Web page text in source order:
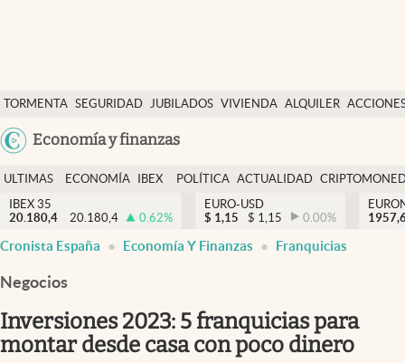
TORMENTA SEGURIDAD JUBILADOS VIVIENDA ALQUILER
USA
Colombia
Economía y finanzas
Economía y finanzas
Política
Actualidad
Criptomonedas
España
ULTIMAS
NOTICIAS
ECONOMÍA
FINANZAS
IBEX
EURO
POLÍTICA ACTUALIDAD
IBEX 35
20.180,4
20.180,4 0.62%
EURO-USD
$ 1,15 $ 1,15 0.00%
Cronista España Economía Y Finanzas Franquicias
Negocios
Inversiones 2023: 5 franquicias para
montar desde casa con poco dinero